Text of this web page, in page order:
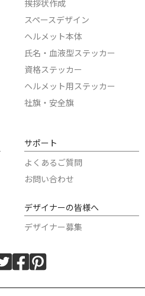
挨拶状作成
スペースデザイン
ヘルメット本体
氏名・血液型ステッカー
資格ステッカー
ヘルメット用ステッカー
社旗・安全旗
サポート
よくあるご質問
お問い合わせ
デザイナーの皆様へ
デザイナー募集